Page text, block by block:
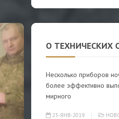
О ТЕХНИЧЕСКИХ
Несколько приборов
более эффективно
мирного
23-ЯНВ-2019